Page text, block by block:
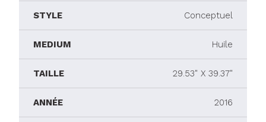
STYLE Conceptuel
MEDIUM Huile
TAILLE 29.53" X 39.37"
ANNÉE 2016